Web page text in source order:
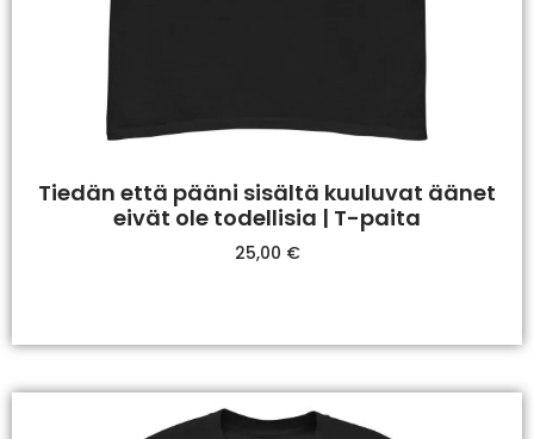
Tiedän että pääni sisältä kuuluvat äänet
eivät ole todellisia | T-paita
25,00 €